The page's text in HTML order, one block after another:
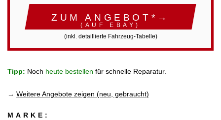
ZUM ANGEBOT*→
(AUF EBAY)
(inkl. detaillierte Fahrzeug-Tabelle)
Tipp: Noch heute bestellen für schnelle Reparatur.
→ Weitere Angebote zeigen (neu, gebraucht)
MARKE: